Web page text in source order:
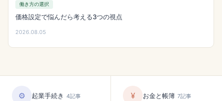
働き方の選択
価格設定で悩んだら考える3つの視点
2026.08.05
⚙ 起業手続き 4記事 ¥ お金と帳簿 7記事